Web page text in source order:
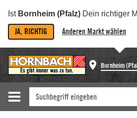
Ist Bornheim (Pfalz) Dein richtiger
JA, RICHTIG Anderen Markt wählen
Bornheim